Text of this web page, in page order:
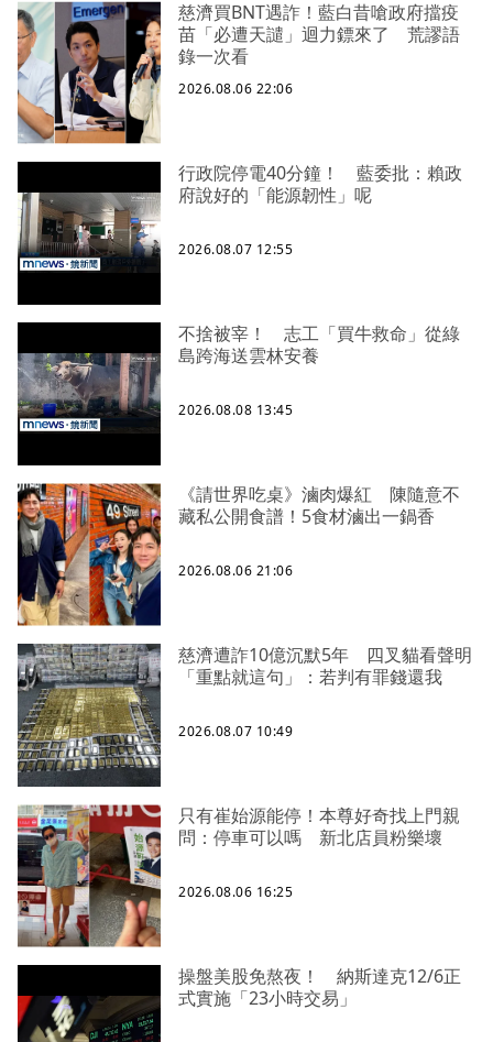
慈濟買BNT遇詐！藍白昔嗆政府擋疫
苗「必遭天譴」迴力鏢來了 荒謬語
錄一次看
2026.08.06 22:06
行政院停電40分鐘！ 藍委批：賴政
府說好的「能源韌性」呢
2026.08.07 12:55
不捨被宰！ 志工「買牛救命」從綠
島跨海送雲林安養
2026.08.08 13:45
《請世界吃桌》滷肉爆紅 陳隨意不
藏私公開食譜！5食材滷出一鍋香
2026.08.06 21:06
慈濟遭詐10億沉默5年 四叉貓看聲明
「重點就這句」：若判有罪錢還我
2026.08.07 10:49
只有崔始源能停！本尊好奇找上門親
問：停車可以嗎 新北店員粉樂壞
2026.08.06 16:25
操盤美股免熬夜！ 納斯達克12/6正
式實施「23小時交易」